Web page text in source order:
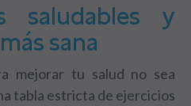
saludables y
sana
mejorar tu salud no sea
tabla estricta de ejercicios